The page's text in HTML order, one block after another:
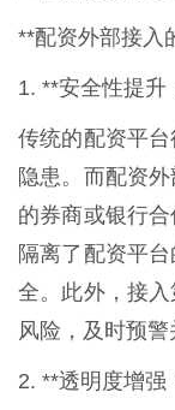
**配资外部接入
1. **安全性提升
传统的配资平
隐患。而配资
的券商或银行
隔离了配资平
全。此外，接
风险，及时预警
2. **透明度增强